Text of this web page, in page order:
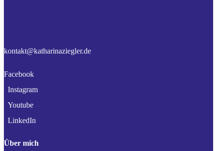
kontakt@katharinaziegler.de
Facebook
Instagram
Youtube
LinkedIn
Über mich